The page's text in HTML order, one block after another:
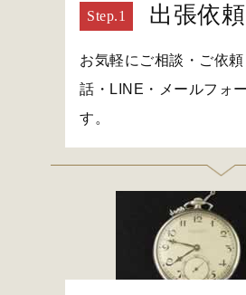
出張依頼
お気軽にご相談・ご依
話・LINE・メールフォ
す。